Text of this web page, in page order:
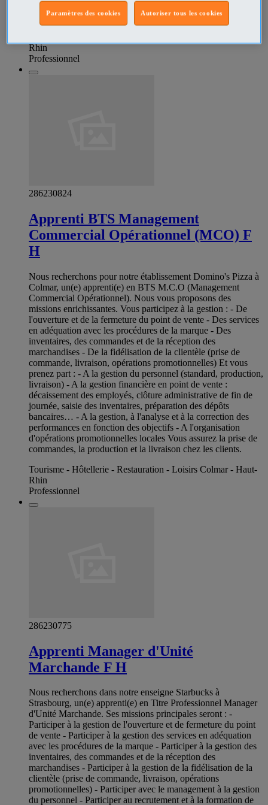
conteneurs - Contrôler l'état du matériel et signaler les
dysfonctionnements
Rhin
Professionnel
286230824
Apprenti BTS Management
Commercial Opérationnel (MCO) F
H
Nous recherchons pour notre établissement Domino's Pizza à
Colmar, un(e) apprenti(e) en BTS M.C.O (Management
Commercial Opérationnel). Nous vous proposons des
missions enrichissantes. Vous participez à la gestion : - De
l'ouverture et de la fermeture du point de vente - Des services
en adéquation avec les procédures de la marque - Des
inventaires, des commandes et de la réception des
marchandises - De la fidélisation de la clientèle (prise de
commande, livraison, opérations promotionnelles) Et vous
prenez part : - A la gestion du personnel (standard, production,
livraison) - A la gestion financière en point de vente :
décaissement des employés, clôture administrative de fin de
journée, saisie des inventaires, préparation des dépôts
bancaires… - A la gestion, à l'analyse et à la correction des
performances en fonction des objectifs - A l'organisation
d'opérations promotionnelles locales Vous assurez la prise de
commandes, la production et la livraison chez les clients.
Tourisme - Hôtellerie - Restauration - Loisirs Colmar - Haut-
Rhin
Professionnel
286230775
Apprenti Manager d'Unité
Marchande F H
Nous recherchons dans notre enseigne Starbucks à
Strasbourg, un(e) apprenti(e) en Titre Professionnel Manager
d'Unité Marchande. Ses missions principales seront : -
Participer à la gestion de l'ouverture et de fermeture du point
de vente - Participer à la gestion des services en adéquation
avec les procédures de la marque - Participer à la gestion des
inventaires, des commandes et de la réception des
marchandises - Participer à la gestion de la fidélisation de la
clientèle (prise de commande, livraison, opérations
promotionnelles) - Participer avec le management à la gestion
du personnel - Participer au recrutement et à la formation de
Autoriser tous les cookies
Paramètres des cookies